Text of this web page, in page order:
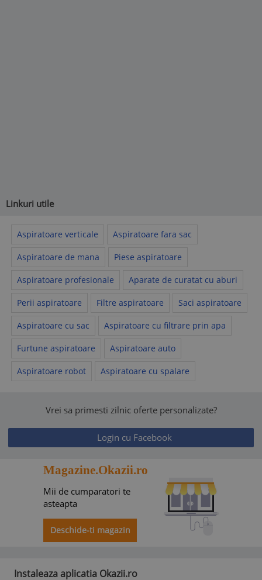
Linkuri utile
Aspiratoare verticale Aspiratoare fara sac
Aspiratoare de mana Piese aspiratoare
Aspiratoare profesionale Aparate de curatat cu aburi
Perii aspiratoare Filtre aspiratoare Saci aspiratoare
Aspiratoare cu sac Aspiratoare cu filtrare prin apa
Furtune aspiratoare Aspiratoare auto
Aspiratoare robot Aspiratoare cu spalare
Vrei sa primesti zilnic oferte personalizate?
Login cu Facebook
Magazine.Okazii.ro
Mii de cumparatori te
asteapta
Deschide-ti magazin
Instaleaza aplicatia Okazii.ro